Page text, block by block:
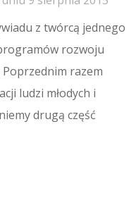
z twórcą jednego
rozwoju
Poprzednim razem
ludzi młodych i
drugą część